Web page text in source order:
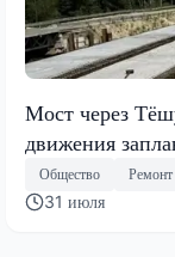
Мост через
движения
Общество Ремонт
31 июля